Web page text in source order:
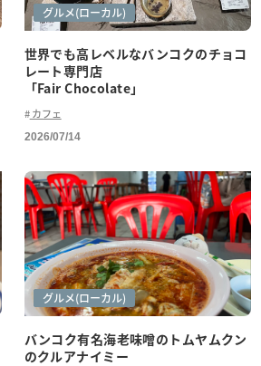
世界でも高レベルなバンコクのチョコ
レート専門店
「Fair Chocolate」
カフェ巡り
グルメ(ローカル)
カフェ
2026/07/14
バンコク有名海老味噌のトムヤムクン
のクルアナイミー
グルメ
グルメ(ご紹介)
グルメ(ローカル)